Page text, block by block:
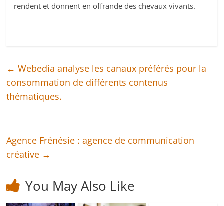
rendent et donnent en offrande des chevaux vivants.
← Webedia analyse les canaux préférés pour la
consommation de différents contenus
thématiques.
Agence Frénésie : agence de communication
créative →
You May Also Like